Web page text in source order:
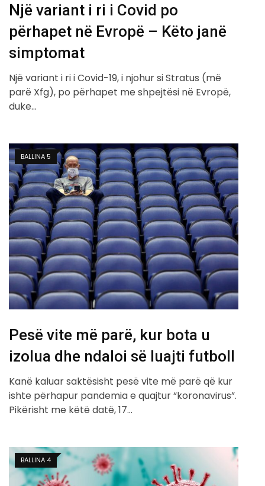
Një variant i ri i Covid po
përhapet në Evropë – Këto janë
simptomat
Një variant i ri i Covid-19, i njohur si Stratus (më
parë Xfg), po përhapet me shpejtësi në Evropë,
duke…
BALLINA 5
Pesë vite më parë, kur bota u
izolua dhe ndaloi së luajti futboll
Kanë kaluar saktësisht pesë vite më parë që kur
ishte përhapur pandemia e quajtur “koronavirus”.
Pikërisht me këtë datë, 17…
BALLINA 4